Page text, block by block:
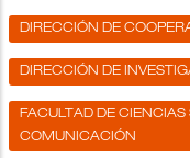
DIRECCIÓN DE
DIRECCIÓN DE
FACULTAD DE
COMUNICACIÓN